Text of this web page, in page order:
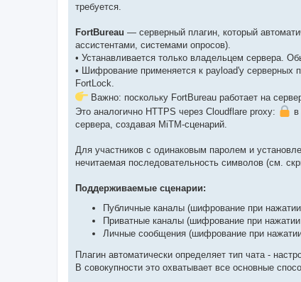
требуется.
FortBureau — серверный плагин, который
ассистентами, системами опросов).
• Устанавливается только владельцем сервера.
• Шифрование применяется к payload'у
FortLock.
Важно: поскольку FortBureau работает на
Это аналогично HTTPS через Cloudflare proxy:
сервера, создавая MiTM-сценарий.
Для участников с одинаковым паролем и
нечитаемая последовательность символов (см.
Поддерживаемые сценарии:
Публичные каналы (шифрование при нажатии
Приватные каналы (шифрование при нажатии
Личные сообщения (шифрование при
Плагин автоматически определяет тип чата -
В совокупности это охватывает все основные